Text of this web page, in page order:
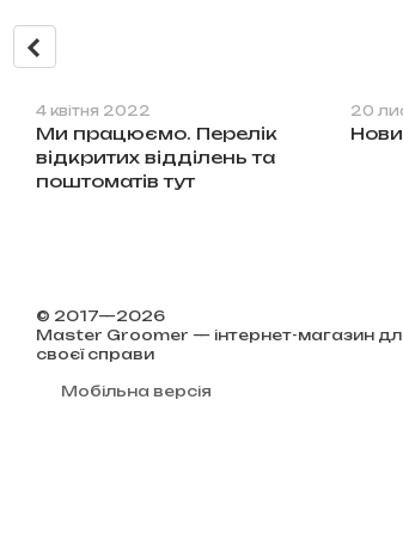
4 квітня 2022
Ми працюємо. Перелік
відкритих відділень та
поштоматів тут
20
© 2017—2026
Master Groomer — інтернет-магазин
своєї справи
Мобільна версія